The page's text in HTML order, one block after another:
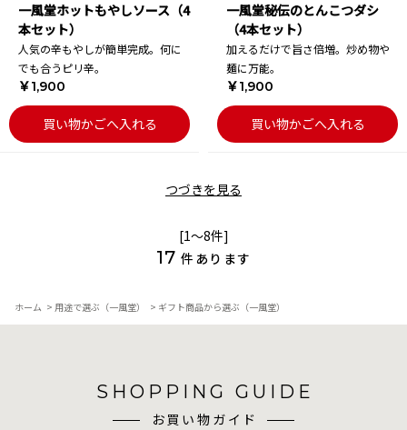
一風堂ホットもやしソース（4
本セット）
人気の辛もやしが簡単完成。何に
でも合うピリ辛。
￥1,900
買い物かごへ入れる
一風堂秘伝のとんこつダシ
（4本セット）
加えるだけで旨さ倍増。炒め物や
麺に万能。
￥1,900
買い物かごへ入れる
つづきを見る
[1～8件]
17 件あります
ホーム > 用途で選ぶ（一風堂） > ギフト商品から選ぶ（一風堂）
SHOPPING GUIDE
お買い物ガイド